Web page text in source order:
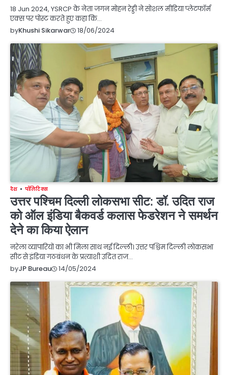
18 Jun 2024, YSRCP के नेता जगन मोहन रेड्डी ने सोशल मीडिया प्लेटफॉर्म
एक्स पर पोस्ट करते हुए कहा कि…
byKhushi Sikarwar 18/06/2024
देश पॉलिटिक्स
उत्तर पश्चिम दिल्ली लोकसभा सीट: डॉ. उदित राज
को ऑल इंडिया बैकवर्ड कलास फेडरेशन ने समर्थन
देने का किया ऐलान
नरेला व्यापारियों का भी मिला साथ नई दिल्ली। उत्तर पश्चिम दिल्ली लोकसभा
सीट से इंडिया गठबंधन के प्रत्याशी उदित राज…
byJP Bureau 14/05/2024